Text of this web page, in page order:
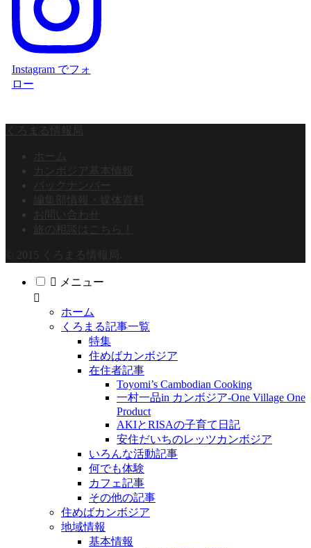
Instagram でフォ
ロー
くろまる情報局
ホーム
カンボジア基本情報
バックナンバー
編集部情報・媒体資料
お問い合わせ
旅の相談はこちら！
© 2015 くろまる情報局.
メニュー
ホーム
くろまる記事一覧
特集
住めばカンボジア
在住者記事
Toyomi’s Cambodian Cooking
一村一品in カンボジア-One Village One
Product
AKIとRISAの子育て日記
安住だいちのレッツカンボジア
いろんな活動記事
何でも体験
カフェ記事
その他の記事
住めばカンボジア
地域情報
基本情報